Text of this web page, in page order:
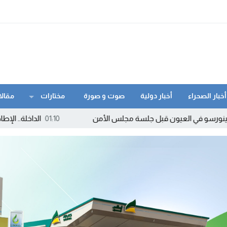
أخبار الصحراء أخبار دولية صوت و صورة مختارات
01:10 الداخلة.. الإطاحة بمروج “ماء قبل جلسة مجلس الأمن